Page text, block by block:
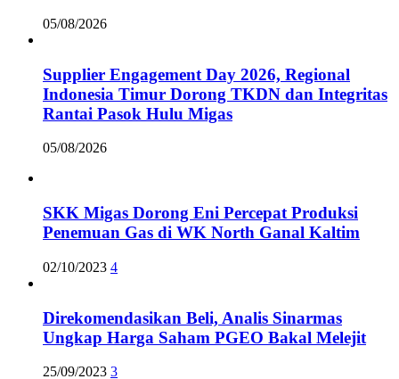
05/08/2026
Supplier Engagement Day 2026, Regional
Indonesia Timur Dorong TKDN dan Integritas
Rantai Pasok Hulu Migas
05/08/2026
SKK Migas Dorong Eni Percepat Produksi
Penemuan Gas di WK North Ganal Kaltim
02/10/2023 4
Direkomendasikan Beli, Analis Sinarmas
Ungkap Harga Saham PGEO Bakal Melejit
25/09/2023 3